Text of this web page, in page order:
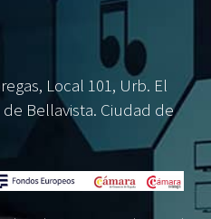
Local 101, Urb. El
Bellavista. Ciudad de